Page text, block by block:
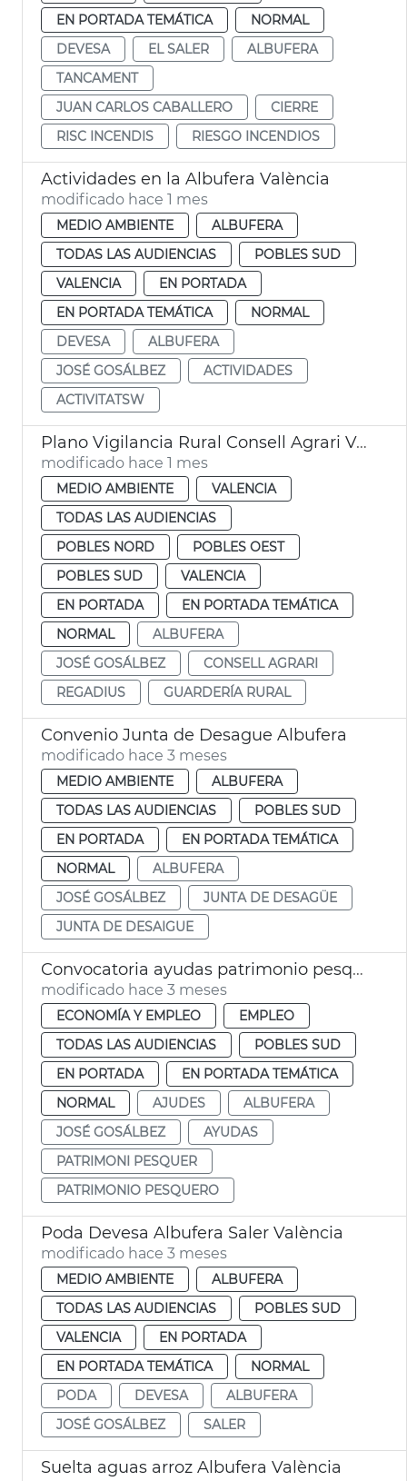
EN PORTADA TEMÁTICA
NORMAL
DEVESA
EL SALER
ALBUFERA
TANCAMENT
JUAN CARLOS CABALLERO
CIERRE
RISC INCENDIS
RIESGO INCENDIOS
Actividades en la Albufera València
modificado hace 1 mes
MEDIO AMBIENTE
ALBUFERA
TODAS LAS AUDIENCIAS
POBLES SUD
VALENCIA
EN PORTADA
EN PORTADA TEMÁTICA
NORMAL
DEVESA
ALBUFERA
JOSÉ GOSÁLBEZ
ACTIVIDADES
ACTIVITATSW
Plano Vigilancia Rural Consell Agrari València
modificado hace 1 mes
MEDIO AMBIENTE
VALENCIA
TODAS LAS AUDIENCIAS
POBLES NORD
POBLES OEST
POBLES SUD
VALENCIA
EN PORTADA
EN PORTADA TEMÁTICA
NORMAL
ALBUFERA
JOSÉ GOSÁLBEZ
CONSELL AGRARI
REGADIUS
GUARDERÍA RURAL
Convenio Junta de Desague Albufera
modificado hace 3 meses
MEDIO AMBIENTE
ALBUFERA
TODAS LAS AUDIENCIAS
POBLES SUD
EN PORTADA
EN PORTADA TEMÁTICA
NORMAL
ALBUFERA
JOSÉ GOSÁLBEZ
JUNTA DE DESAGÜE
JUNTA DE DESAIGUE
Convocatoria ayudas patrimonio pesquero València 2026
modificado hace 3 meses
ECONOMÍA Y EMPLEO
EMPLEO
TODAS LAS AUDIENCIAS
POBLES SUD
EN PORTADA
EN PORTADA TEMÁTICA
NORMAL
AJUDES
ALBUFERA
JOSÉ GOSÁLBEZ
AYUDAS
PATRIMONI PESQUER
PATRIMONIO PESQUERO
Poda Devesa Albufera Saler València
modificado hace 3 meses
MEDIO AMBIENTE
ALBUFERA
TODAS LAS AUDIENCIAS
POBLES SUD
VALENCIA
EN PORTADA
EN PORTADA TEMÁTICA
NORMAL
PODA
DEVESA
ALBUFERA
JOSÉ GOSÁLBEZ
SALER
Suelta aguas arroz Albufera València